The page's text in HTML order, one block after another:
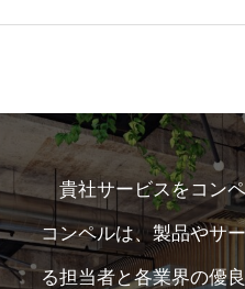
貴社サービスをコン
コンペルは、製品やサ
る担当者と各業界の優